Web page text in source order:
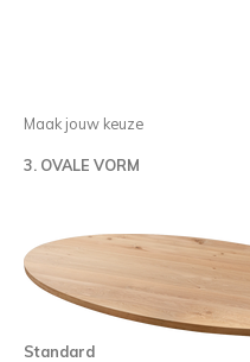
Maak jouw keuze
3. OVALE VORM
Standard